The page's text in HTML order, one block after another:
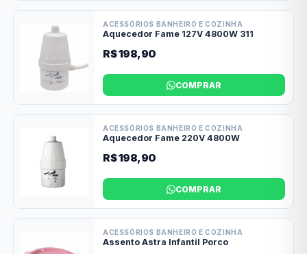
ACESSÓRIOS BANHEIRO E COZINHA
Aquecedor Fame 127V 4800W 311
R$ 198,90
COMPRAR
ACESSÓRIOS BANHEIRO E COZINHA
Aquecedor Fame 220V 4800W
R$ 198,90
COMPRAR
ACESSÓRIOS BANHEIRO E COZINHA
Assento Astra Infantil Porco